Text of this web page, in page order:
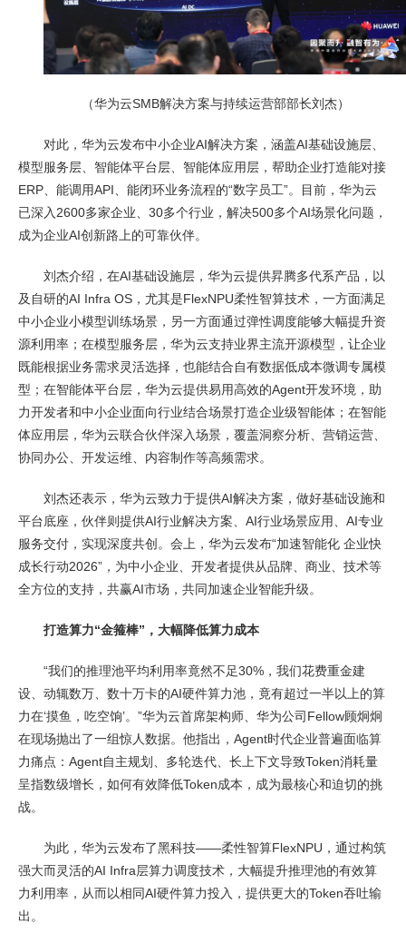
（华为云SMB解决方案与持续运营部部长刘杰）
对此，华为云发布中小企业AI解决方案，涵盖AI基础设施层、
模型服务层、智能体平台层、智能体应用层，帮助企业打造能对接
ERP、能调用API、能闭环业务流程的“数字员工”。目前，华为云
已深入2600多家企业、30多个行业，解决500多个AI场景化问题，
成为企业AI创新路上的可靠伙伴。
刘杰介绍，在AI基础设施层，华为云提供昇腾多代系产品，以
及自研的AI Infra OS，尤其是FlexNPU柔性智算技术，一方面满足
中小企业小模型训练场景，另一方面通过弹性调度能够大幅提升资
源利用率；在模型服务层，华为云支持业界主流开源模型，让企业
既能根据业务需求灵活选择，也能结合自有数据低成本微调专属模
型；在智能体平台层，华为云提供易用高效的Agent开发环境，助
力开发者和中小企业面向行业结合场景打造企业级智能体；在智能
体应用层，华为云联合伙伴深入场景，覆盖洞察分析、营销运营、
协同办公、开发运维、内容制作等高频需求。
刘杰还表示，华为云致力于提供AI解决方案，做好基础设施和
平台底座，伙伴则提供AI行业解决方案、AI行业场景应用、AI专业
服务交付，实现深度共创。会上，华为云发布“加速智能化 企业快
成长行动2026”，为中小企业、开发者提供从品牌、商业、技术等
全方位的支持，共赢AI市场，共同加速企业智能升级。
打造算力“金箍棒”，大幅降低算力成本
“我们的推理池平均利用率竟然不足30%，我们花费重金建
设、动辄数万、数十万卡的AI硬件算力池，竟有超过一半以上的算
力在‘摸鱼，吃空饷’。”华为云首席架构师、华为公司Fellow顾炯炯
在现场抛出了一组惊人数据。他指出，Agent时代企业普遍面临算
力痛点：Agent自主规划、多轮迭代、长上下文导致Token消耗量
呈指数级增长，如何有效降低Token成本，成为最核心和迫切的挑
战。
为此，华为云发布了黑科技——柔性智算FlexNPU，通过构筑
强大而灵活的AI Infra层算力调度技术，大幅提升推理池的有效算
力利用率，从而以相同AI硬件算力投入，提供更大的Token吞吐输
出。